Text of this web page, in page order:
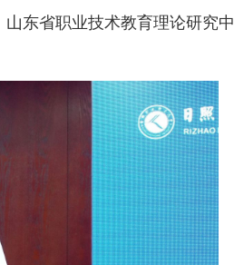
东省职业技术教育理论研究中